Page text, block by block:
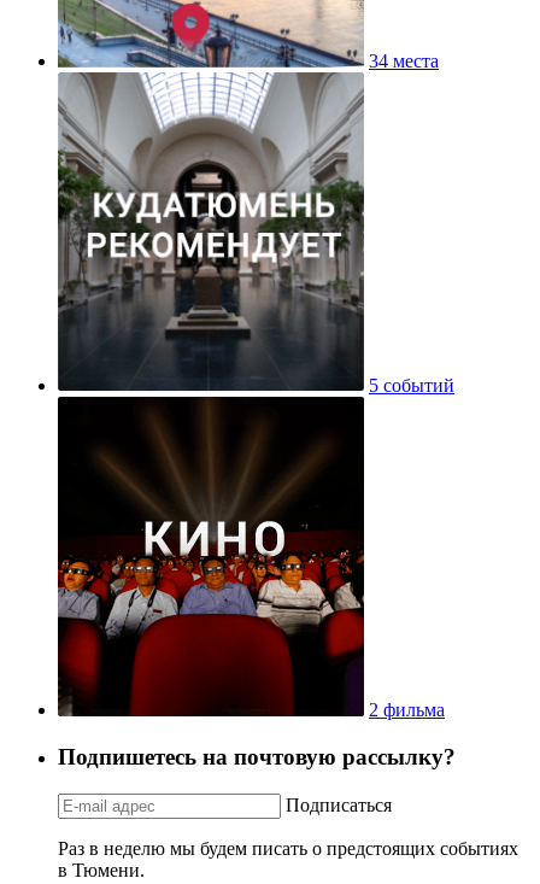
34 места
5 событий
2 фильма
Подпишетесь на почтовую рассылку?
Подписаться
Раз в неделю мы будем писать о предстоящих событиях
в Тюмени.